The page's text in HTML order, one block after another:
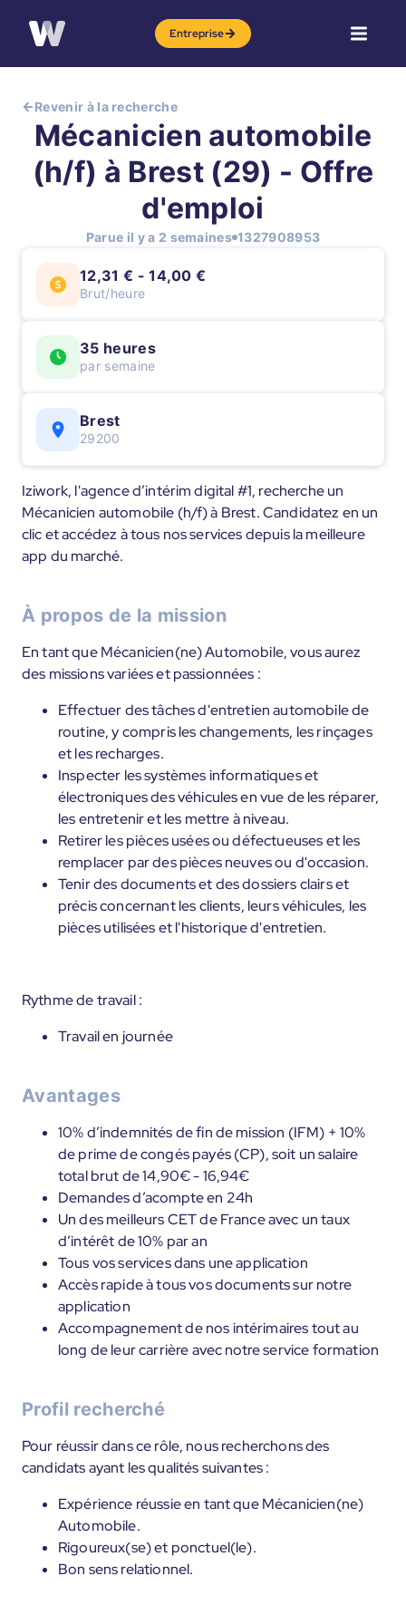
Entreprise
Revenir à la recherche
Mécanicien automobile
(h/f) à Brest (29) - Offre
d'emploi
Parue il y a 2 semaines 1327908953
12,31 € - 14,00 €
Brut/heure
35 heures
par semaine
Brest
29200
Iziwork, l'agence d’intérim digital #1, recherche un
Mécanicien automobile (h/f) à Brest. Candidatez en un
clic et accédez à tous nos services depuis la meilleure
app du marché.
À propos de la mission
En tant que Mécanicien(ne) Automobile, vous aurez
des missions variées et passionnées :
Effectuer des tâches d'entretien automobile de
routine, y compris les changements, les rinçages
et les recharges.
Inspecter les systèmes informatiques et
électroniques des véhicules en vue de les réparer,
les entretenir et les mettre à niveau.
Retirer les pièces usées ou défectueuses et les
remplacer par des pièces neuves ou d'occasion.
Tenir des documents et des dossiers clairs et
précis concernant les clients, leurs véhicules, les
pièces utilisées et l'historique d'entretien.
Rythme de travail :
Travail en journée
Avantages
10% d’indemnités de fin de mission (IFM) + 10%
de prime de congés payés (CP), soit un salaire
total brut de 14,90€ - 16,94€
Demandes d’acompte en 24h
Un des meilleurs CET de France avec un taux
d’intérêt de 10% par an
Tous vos services dans une application
Accès rapide à tous vos documents sur notre
application
Accompagnement de nos intérimaires tout au
long de leur carrière avec notre service formation
Profil recherché
Pour réussir dans ce rôle, nous recherchons des
candidats ayant les qualités suivantes :
Expérience réussie en tant que Mécanicien(ne)
Automobile.
Rigoureux(se) et ponctuel(le).
Bon sens relationnel.